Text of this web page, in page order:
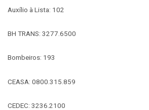
Auxílio à Lista: 102
BH TRANS: 3277.6500
Bombeiros: 193
CEASA: 0800.315.859
CEDEC: 3236.2100